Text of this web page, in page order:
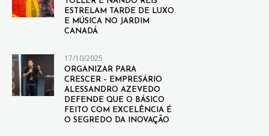
ESTRELAM TARDE DE LUXO
E MÚSICA NO JARDIM
CANADÁ
17/10/2025
ORGANIZAR PARA
CRESCER – EMPRESÁRIO
ALESSANDRO AZEVEDO
DEFENDE QUE O BÁSICO
FEITO COM EXCELÊNCIA É
O SEGREDO DA INOVAÇÃO